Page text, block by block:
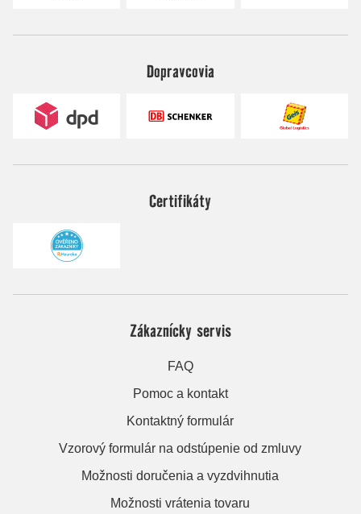
Dopravcovia
Certifikáty
Zákaznícky servis
FAQ
Pomoc a kontakt
Kontaktný formulár
Vzorový formulár na odstúpenie od zmluvy
Možnosti doručenia a vyzdvihnutia
Možnosti vrátenia tovaru